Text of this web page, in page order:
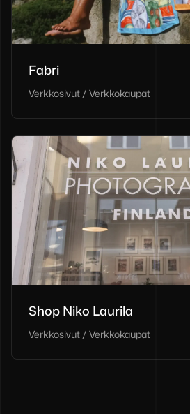
Fabri
Verkkosivut / Verkkokaupat
Shop Niko Laurila
Verkkosivut / Verkkokaupat